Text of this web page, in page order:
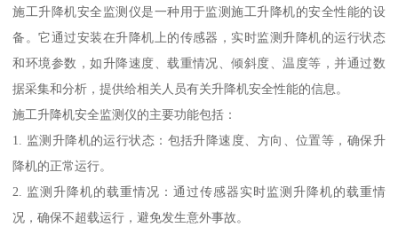
施工升降机安全监测仪是一种用于监测施工升降机的安全性能的设
备。它通过安装在升降机上的传感器，实时监测升降机的运行状态
和环境参数，如升降速度、载重情况、倾斜度、温度等，并通过数
据采集和分析，提供给相关人员有关升降机安全性能的信息。
施工升降机安全监测仪的主要功能包括：
1. 监测升降机的运行状态：包括升降速度、方向、位置等，确保升
降机的正常运行。
2. 监测升降机的载重情况：通过传感器实时监测升降机的载重情
况，确保不超载运行，避免发生意外事故。